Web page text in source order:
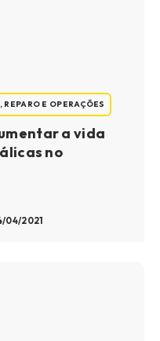
E OPERAÇÕES
a vida
no
04/2021